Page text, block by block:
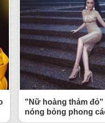
"Nữ hoàng thảm đỏ"
nóng bỏng phong